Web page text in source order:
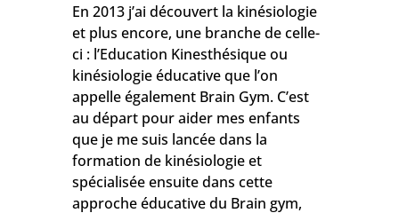
En 2013 j’ai découvert la kinésiologie
et plus encore, une branche de celle-
ci : l’Education Kinesthésique ou
kinésiologie éducative que l’on
appelle également Brain Gym. C’est
au départ pour aider mes enfants
que je me suis lancée dans la
formation de kinésiologie et
spécialisée ensuite dans cette
approche éducative du Brain gym,